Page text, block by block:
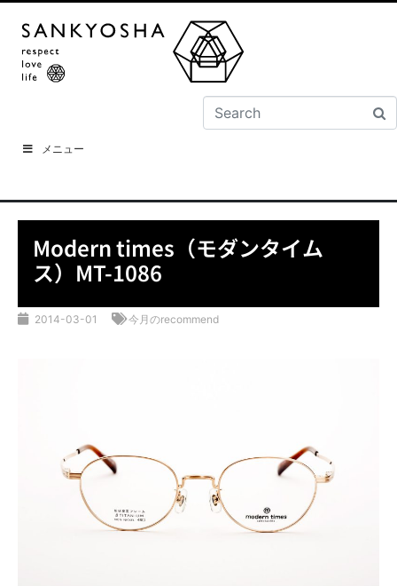
メニュー
Modern times（モダンタイム
ス）MT-1086
2014-03-01 今月のrecommend